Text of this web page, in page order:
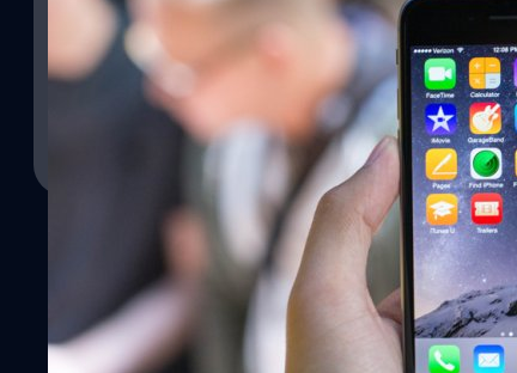
ผู้ใช้งาน iPhone ในสหรัฐอเมริกามีมากกว่า 100
Consumer Intelligence Research Partners หรือ CIRP ได้รายง
iPhone มากกว่า 100 ล้านคนแล้ว อยู่ที่ 101 ล้านคน โดยสถิตินี้เก็บ
งาน iPhone 6/6 Plus ทั้งหมด 58 ล้านคน ส่วน iPhone 6s/6s